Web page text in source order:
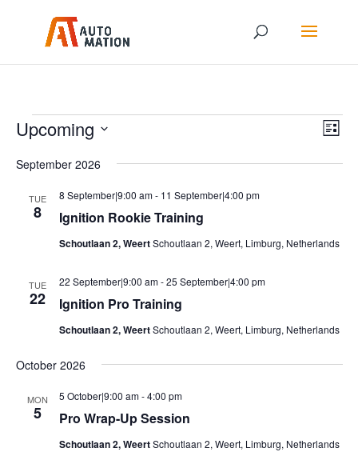
Events List
Upcoming
date.
September 2026
TUE
8 Ignition Rookie Training
8 September|9:00 am- 11 September|4:00 pm
Schoutlaan 2, WeertSchoutlaan 2, Weert, Limburg, Netherlands
TUE
22 Ignition Pro Training
22 September|9:00 am-25 September|4:00 pm
Schoutlaan 2, WeertSchoutlaan 2, Weert, Limburg, Netherlands
October 2026
MON
5 Pro Wrap-Up Session
5 October|9:00 am-4:00 pm
Schoutlaan 2, WeertSchoutlaan 2, Weert, Limburg, Netherlands